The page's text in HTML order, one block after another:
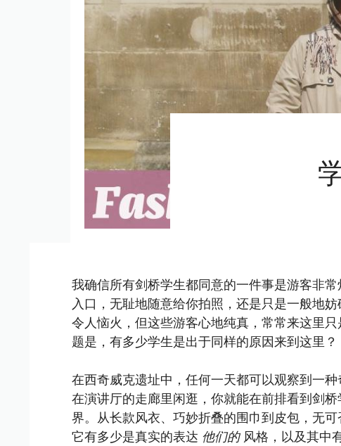
我确信所有剑桥学生都同意的一件事是游客非
入口，无耻地随意给你拍照，还是只是一般地
令人恼火，但这些游客心地纯真，常常来这里
题是，有多少学生是出于同样的原因来到这里？
在西奇威克遗址中，任何一天都可以观察到一
在演讲厅的走廊里闲逛，你就能在前排看到剑
界。从长款风衣、巧妙折叠的围巾到皮包，无
它有多少是真实的表达 他们的 风格，以及其中